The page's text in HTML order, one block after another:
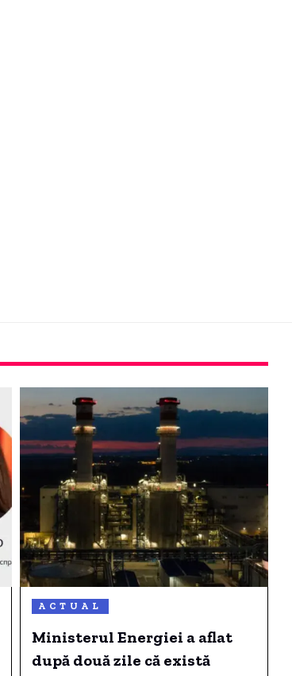
ACTUAL
Ministerul Energiei a aflat
după două zile că există